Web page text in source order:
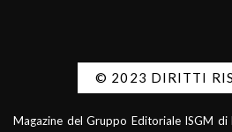
© 2023 DIRITTI
Magazine del Gruppo Editoriale ISGM